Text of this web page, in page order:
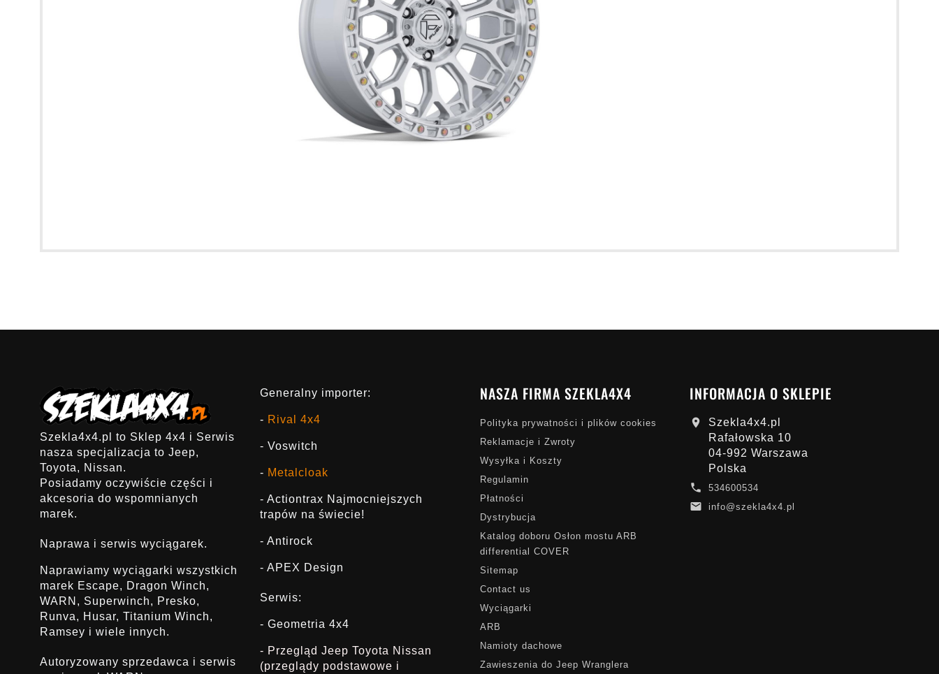
Szekla4x4.pl to Sklep 4x4 i Serwis
nasza specjalizacja to Jeep,
Toyota, Nissan.
Posiadamy oczywiście części i
akcesoria do wspomnianych
marek.
Naprawa i serwis wyciągarek.
Naprawiamy wyciągarki wszystkich
marek Escape, Dragon Winch,
WARN, Superwinch, Presko,
Runva, Husar, Titanium Winch,
Ramsey i wiele innych.
Autoryzowany sprzedawca i serwis
Generalny importer:
- Rival 4x4
- Voswitch
- Metalcloak
- Actiontrax Najmocniejszych
trapów na świecie!
- Antirock
- APEX Design
Serwis:
- Geometria 4x4
- Przegląd Jeep Toyota Nissan
(przeglądy podstawowe i
NASZA FIRMA SZEKLA4X4
Polityka prywatności i plików cookies
Reklamacje i Zwroty
Wysyłka i Koszty
Regulamin
Płatności
Dystrybucja
Katalog doboru Osłon mostu ARB
differential COVER
Sitemap
Contact us
Wyciągarki
ARB
Namioty dachowe
Zawieszenia do Jeep Wranglera
INFORMACJA O SKLEPIE

Szekla4x4.pl
Rafałowska 10
04-992 Warszawa
Polska
 534600534
 info@szekla4x4.pl